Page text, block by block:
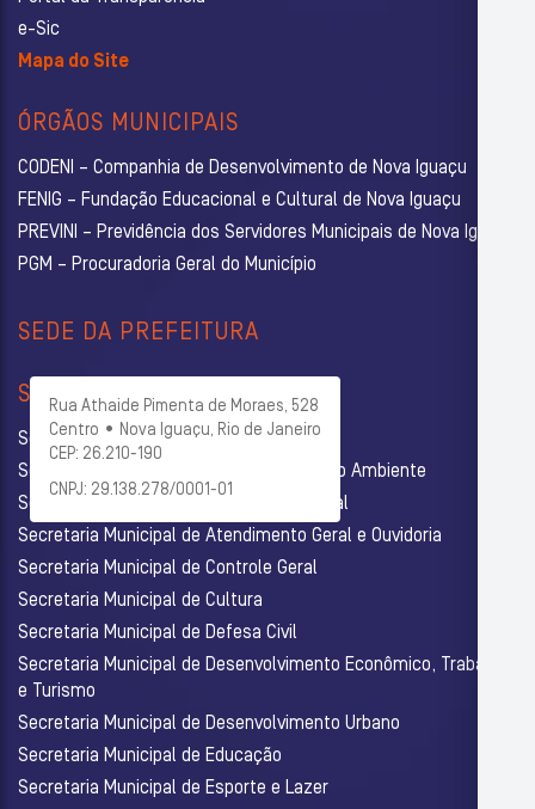
e-Sic
Mapa do Site
ÓRGÃOS MUNICIPAIS
CODENI – Companhia de Desenvolvimento de Nova Iguaçu
FENIG – Fundação Educacional e Cultural de Nova Iguaçu
PREVINI – Previdência dos Servidores Municipais de Nova Iguaçu
PGM – Procuradoria Geral do Município
SEDE DA PREFEITURA
Rua Athaide Pimenta de Moraes, 528
Centro • Nova Iguaçu, Rio de Janeiro
CEP: 26.210-190
CNPJ: 29.138.278/0001-01
SECRETARIAS
Secretaria Municipal de Administração
Secretaria Municipal de Agricultura e Meio Ambiente
Secretaria Municipal de Assistência Social
Secretaria Municipal de Atendimento Geral e Ouvidoria
Secretaria Municipal de Controle Geral
Secretaria Municipal de Cultura
Secretaria Municipal de Defesa Civil
Secretaria Municipal de Desenvolvimento Econômico, Trabalho
e Turismo
Secretaria Municipal de Desenvolvimento Urbano
Secretaria Municipal de Educação
Secretaria Municipal de Esporte e Lazer